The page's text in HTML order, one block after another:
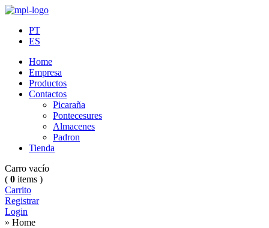
PT
ES
Home
Empresa
Productos
Contactos
Picaraña
Pontecesures
Almacenes
Padron
Tienda
Carro vacío
( 0 items )
Carrito
Registrar
Login
» Home